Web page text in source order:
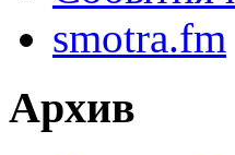
smotra.fm
Архив